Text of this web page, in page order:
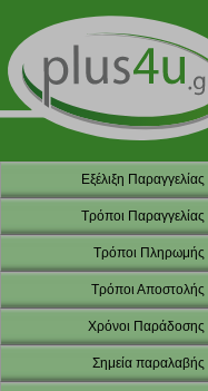
Εξέλιξη Παραγγελίας
Τρόποι Παραγγελίας
Τρόποι Πληρωμής
Τρόποι Αποστολής
Χρόνοι Παράδοσης
Σημεία παραλαβής